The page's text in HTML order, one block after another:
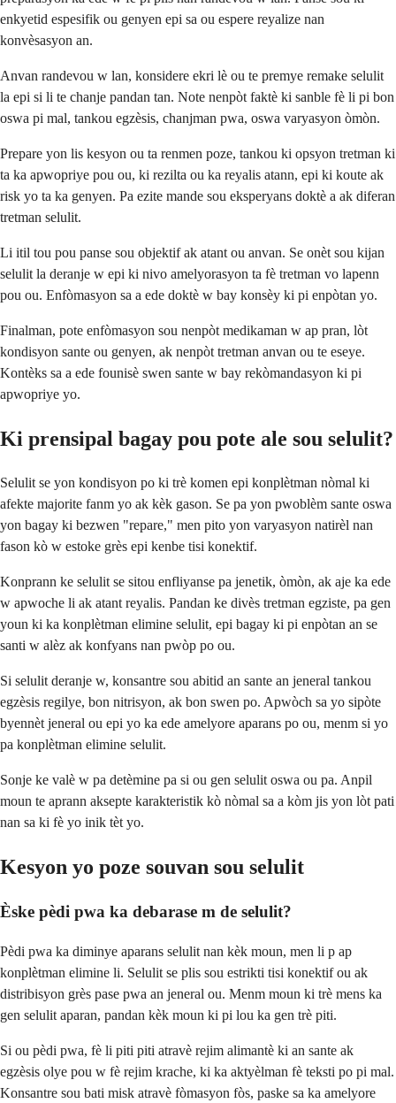
enkyetid espesifik ou genyen epi sa ou espere reyalize nan
konvèsasyon an.
Anvan randevou w lan, konsidere ekri lè ou te premye remake selulit
la epi si li te chanje pandan tan. Note nenpòt faktè ki sanble fè li pi bon
oswa pi mal, tankou egzèsis, chanjman pwa, oswa varyasyon òmòn.
Prepare yon lis kesyon ou ta renmen poze, tankou ki opsyon tretman ki
ta ka apwopriye pou ou, ki rezilta ou ka reyalis atann, epi ki koute ak
risk yo ta ka genyen. Pa ezite mande sou eksperyans doktè a ak diferan
tretman selulit.
Li itil tou pou panse sou objektif ak atant ou anvan. Se onèt sou kijan
selulit la deranje w epi ki nivo amelyorasyon ta fè tretman vo lapenn
pou ou. Enfòmasyon sa a ede doktè w bay konsèy ki pi enpòtan yo.
Finalman, pote enfòmasyon sou nenpòt medikaman w ap pran, lòt
kondisyon sante ou genyen, ak nenpòt tretman anvan ou te eseye.
Kontèks sa a ede founisè swen sante w bay rekòmandasyon ki pi
apwopriye yo.
Ki prensipal bagay pou pote ale sou selulit?
Selulit se yon kondisyon po ki trè komen epi konplètman nòmal ki
afekte majorite fanm yo ak kèk gason. Se pa yon pwoblèm sante oswa
yon bagay ki bezwen "repare," men pito yon varyasyon natirèl nan
fason kò w estoke grès epi kenbe tisi konektif.
Konprann ke selulit se sitou enfliyanse pa jenetik, òmòn, ak aje ka ede
w apwoche li ak atant reyalis. Pandan ke divès tretman egziste, pa gen
youn ki ka konplètman elimine selulit, epi bagay ki pi enpòtan an se
santi w alèz ak konfyans nan pwòp po ou.
Si selulit deranje w, konsantre sou abitid an sante an jeneral tankou
egzèsis regilye, bon nitrisyon, ak bon swen po. Apwòch sa yo sipòte
byennèt jeneral ou epi yo ka ede amelyore aparans po ou, menm si yo
pa konplètman elimine selulit.
Sonje ke valè w pa detèmine pa si ou gen selulit oswa ou pa. Anpil
moun te aprann aksepte karakteristik kò nòmal sa a kòm jis yon lòt pati
nan sa ki fè yo inik tèt yo.
Kesyon yo poze souvan sou selulit
Èske pèdi pwa ka debarase m de selulit?
Pèdi pwa ka diminye aparans selulit nan kèk moun, men li p ap
konplètman elimine li. Selulit se plis sou estrikti tisi konektif ou ak
distribisyon grès pase pwa an jeneral ou. Menm moun ki trè mens ka
gen selulit aparan, pandan kèk moun ki pi lou ka gen trè piti.
Si ou pèdi pwa, fè li piti piti atravè rejim alimantè ki an sante ak
egzèsis olye pou w fè rejim krache, ki ka aktyèlman fè teksti po pi mal.
Konsantre sou bati misk atravè fòmasyon fòs, paske sa ka amelyore